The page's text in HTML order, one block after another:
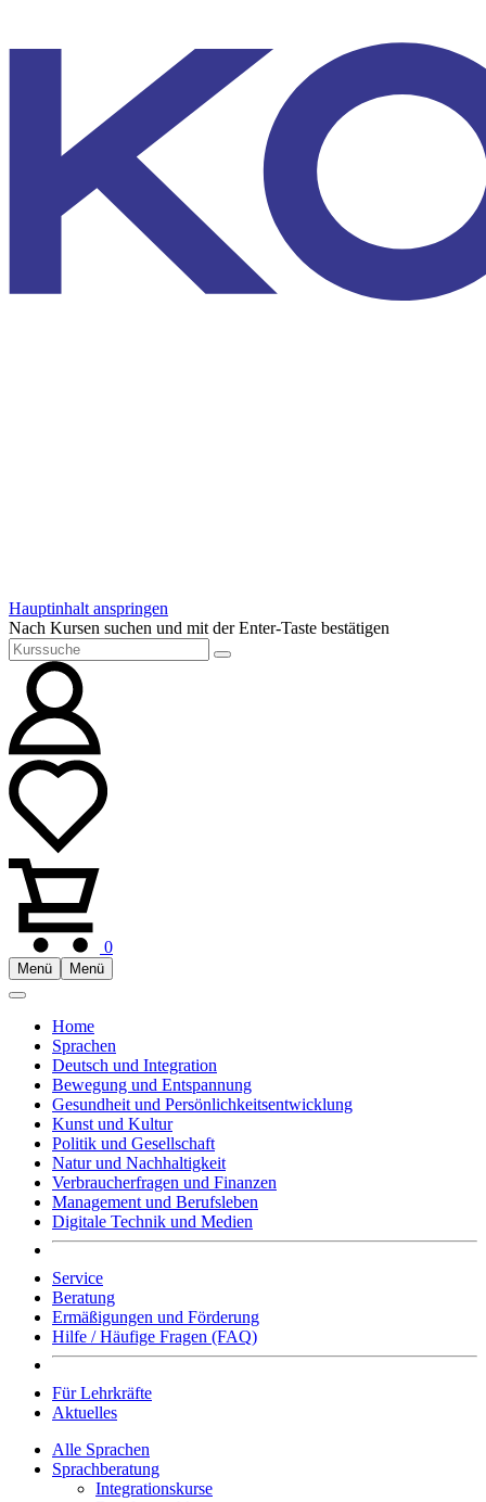
Hauptinhalt anspringen
Nach Kursen suchen und mit der Enter-Taste bestätigen
0
Menü Menü
Home
Sprachen
Deutsch und Integration
Bewegung und Entspannung
Gesundheit und Persönlichkeitsentwicklung
Kunst und Kultur
Politik und Gesellschaft
Natur und Nachhaltigkeit
Verbraucherfragen und Finanzen
Management und Berufsleben
Digitale Technik und Medien
Service
Beratung
Ermäßigungen und Förderung
Hilfe / Häufige Fragen (FAQ)
Für Lehrkräfte
Aktuelles
Alle Sprachen
Sprachberatung
Integrationskurse